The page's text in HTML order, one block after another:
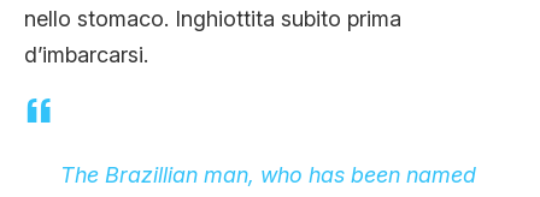
nello stomaco. Inghiottita subito prima
d’imbarcarsi.
The Brazillian man, who has been named